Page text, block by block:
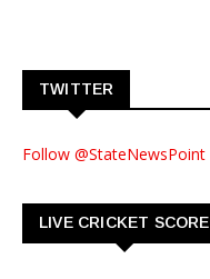
TWITTER
Follow @StateNewsPoint
LIVE CRICKET SCORE